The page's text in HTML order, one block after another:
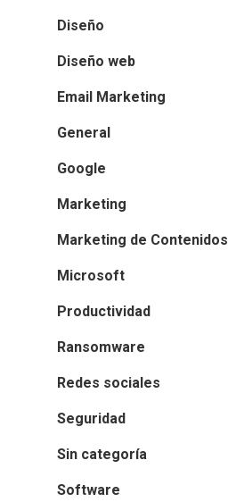
Diseño
Diseño web
Email Marketing
General
Google
Marketing
Marketing de Contenidos
Microsoft
Productividad
Ransomware
Redes sociales
Seguridad
Sin categoría
Software